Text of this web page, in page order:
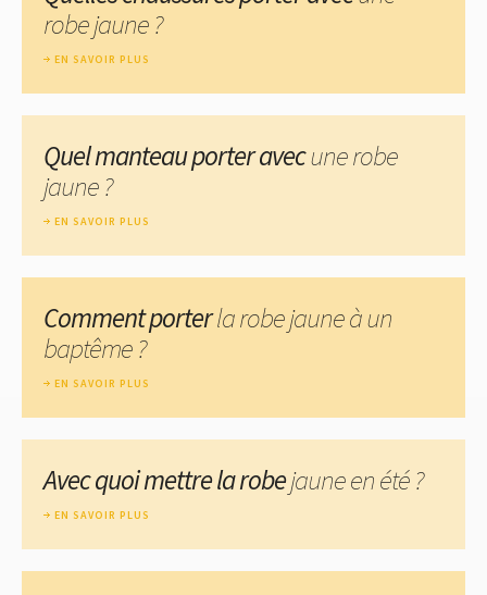
robe jaune ?
EN SAVOIR PLUS
Quel manteau porter avecune robe
jaune ?
EN SAVOIR PLUS
Comment porterla robe jaune à un
baptême ?
EN SAVOIR PLUS
Avec quoi mettre la robejaune en été ?
EN SAVOIR PLUS